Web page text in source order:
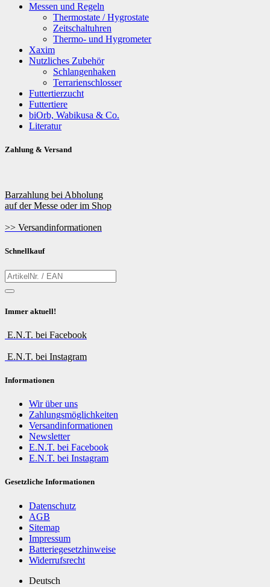
Messen und Regeln
Thermostate / Hygrostate
Zeitschaltuhren
Thermo- und Hygrometer
Xaxim
Nutzliches Zubehör
Schlangenhaken
Terrarienschlosser
Futtertierzucht
Futtertiere
biOrb, Wabikusa & Co.
Literatur
Zahlung & Versand
Barzahlung bei Abholung
auf der Messe oder im Shop
>> Versandinformationen
Schnellkauf
Immer aktuell!
E.N.T. bei Facebook
E.N.T. bei Instagram
Informationen
Wir über uns
Zahlungsmöglichkeiten
Versandinformationen
Newsletter
E.N.T. bei Facebook
E.N.T. bei Instagram
Gesetzliche Informationen
Datenschutz
AGB
Sitemap
Impressum
Batteriegesetzhinweise
Widerrufsrecht
Deutsch